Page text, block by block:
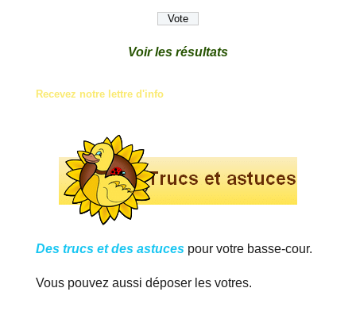
Voir les résultats
Recevez notre lettre d'info
Des trucs et des astucespour votre basse-cour.
Vous pouvez aussi déposer les votres.